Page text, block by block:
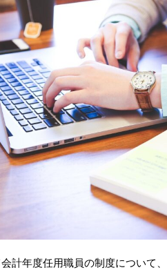
計年度任用職員の制度について、